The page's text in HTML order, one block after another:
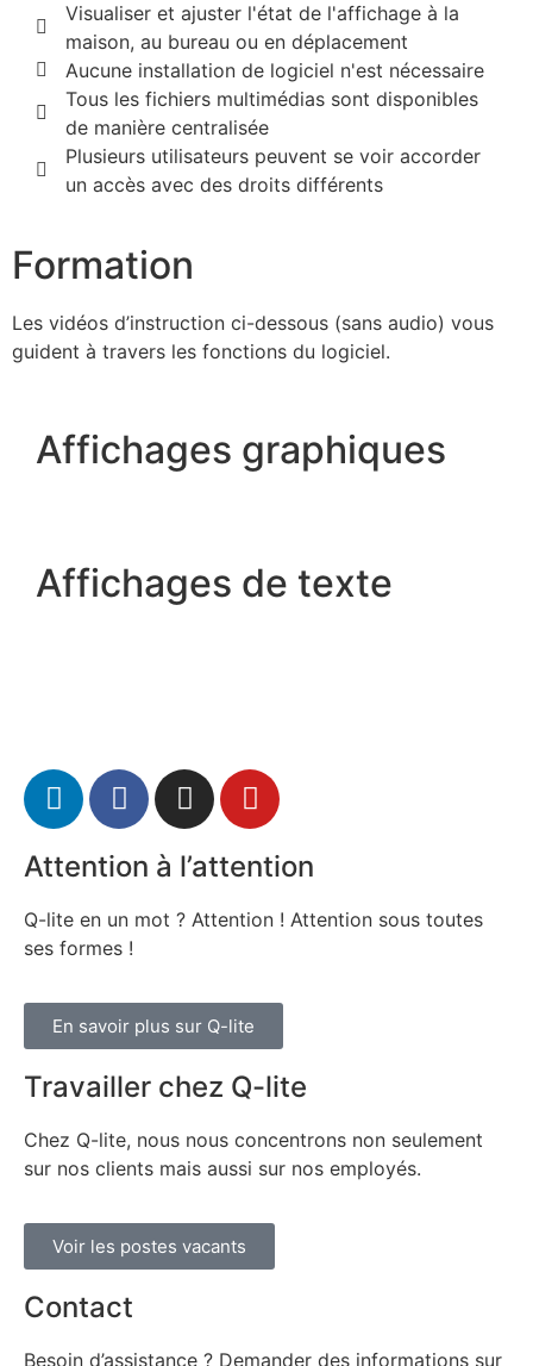
Visualiser et ajuster l'état de l'affichage à la
maison, au bureau ou en déplacement
Aucune installation de logiciel n'est nécessaire
Tous les fichiers multimédias sont disponibles
de manière centralisée
Plusieurs utilisateurs peuvent se voir accorder
un accès avec des droits différents
Formation
Les vidéos d’instruction ci-dessous (sans audio) vous
guident à travers les fonctions du logiciel.
Affichages graphiques
Affichages de texte
Attention à l’attention
Q-lite en un mot ? Attention ! Attention sous toutes
ses formes !
En savoir plus sur Q-lite
Travailler chez Q-lite
Chez Q-lite, nous nous concentrons non seulement
sur nos clients mais aussi sur nos employés.
Voir les postes vacants
Contact
Besoin d’assistance ? Demander des informations sur